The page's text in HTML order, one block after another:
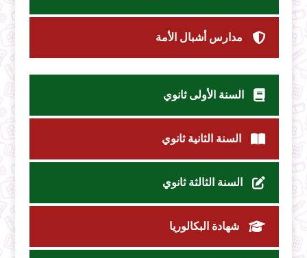
مدارس أشبال الأمة
السنة الأولى ثانوي
السنة الثانية ثانوي
السنة الثالثة ثانوي
شهادة البكالوريا